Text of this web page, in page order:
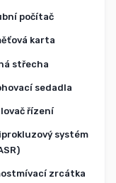
počítač
karta
střecha
sedadla
řízení
systém
zrcátka